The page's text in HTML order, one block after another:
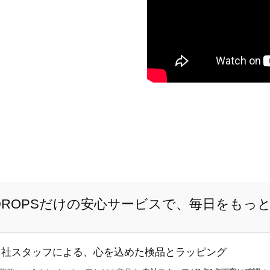
だけの安心サービスで、毎日をもっ
スタッフによる、心を込めた検品とラッピング